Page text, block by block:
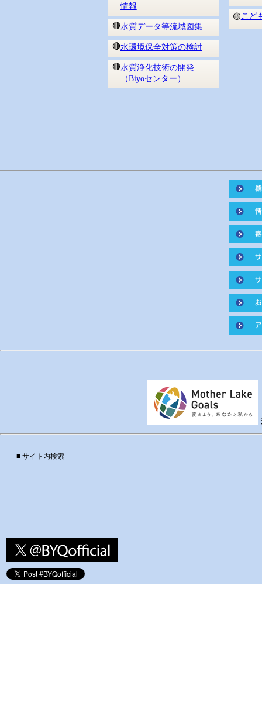
情報
🔴水質データ等流域図集
🔴水環境保全対策の検討
🔴水質浄化技術の開発
（Biyoセンター）
🟡こど
■ サイト内検索